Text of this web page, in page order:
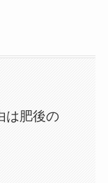
は肥後の